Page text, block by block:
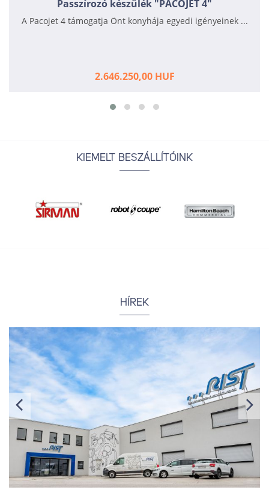
Passzírozó készülék "PACOJET 4"
A Pacojet 4 támogatja Önt konyhája egyedi igényeinek ...
2.646.250,00 HUF
KIEMELT BESZÁLLÍTÓINK
HÍREK